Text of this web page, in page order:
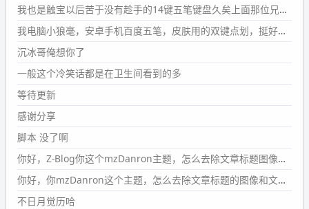
#PubWord要不我每年汇总整理一次？？碎雨集_沉冰浮水_
第1页https://www.wdssmq.com/tag/%E7%A2%8E%E9%9
B%A8%E9%9B%86/
wdssmq
2024-09-23 20:58:40
#PubWord
条嘟？？？？
wdssmq
2024-09-15 10:32:07
#PubWordVSCode 内 git 操作卡住的时候没办法主动取消
一直是个痛点，一般都是推送或拉取，今天连提交都卡
了。。
我也是触宝以后苦于没有趁手的14键五笔键盘久矣上面那位兄台用的百度双键点划布局我也用过很久，那个皮肤做得很粗糙，个别键位的触发区域是错位的，快速打字时很容易出错，修改它的皮肤文件校正后勉强能用，但早年出的皮肤分辨率太低，实在谈不上美观。百度小米定制版的商店里有一个"小黑板"皮肤还不错(百度官方输入法商店里没有)，但那个风格我不喜欢这两天找到了一个叫"森林集"的公众号，开发了海量的皮肤，很多都有14键版本，付费但很便宜，几块钱，终于有自己满意的输入法了搜了一下，这个工作室还是百度的官方合作伙伴，不知道为什么14键作品都不在官方商店上架，难道是百度官方在刻意放弃14键？
我电脑小狼毫，安卓手机百度五笔，皮肤用的双键点划，挺好的。
沉冰哥俺想你了
一般这个冷笑话都是在卫生间看到的多
等待更新
感谢分享
脚本 没了啊
你好，Z-Blog你这个mzDanron主题，怎么去除文章标题图像和文章摘要，仅显示标题，感谢回复！
你好，你mzDanron这个主题，怎么去除文章标题的图像和文章摘要！仅显示标题，感谢回复解决！
不日月觉历哈